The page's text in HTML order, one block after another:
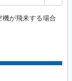
機が飛来する場合